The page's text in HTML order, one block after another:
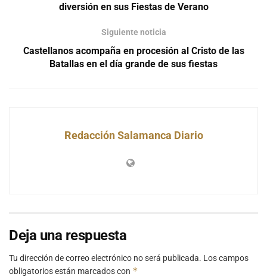
diversión en sus Fiestas de Verano
Siguiente noticia
Castellanos acompaña en procesión al Cristo de las
Batallas en el día grande de sus fiestas
Redacción Salamanca Diario
Deja una respuesta
Tu dirección de correo electrónico no será publicada. Los campos
obligatorios están marcados con *